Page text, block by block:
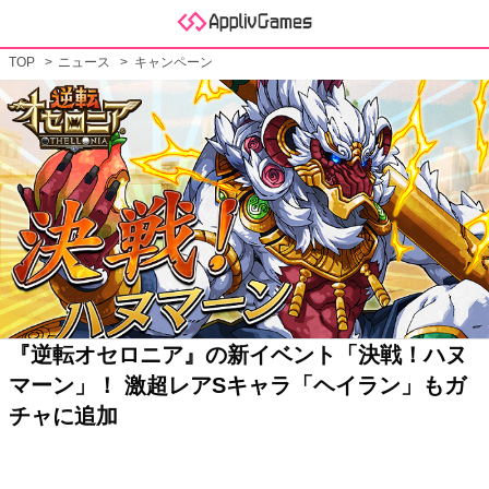
TOP ニュース キャンペーン
『逆転オセロニア』の新イベント「決戦！ハヌ
マーン」！ 激超レアSキャラ「ヘイラン」もガ
チャに追加